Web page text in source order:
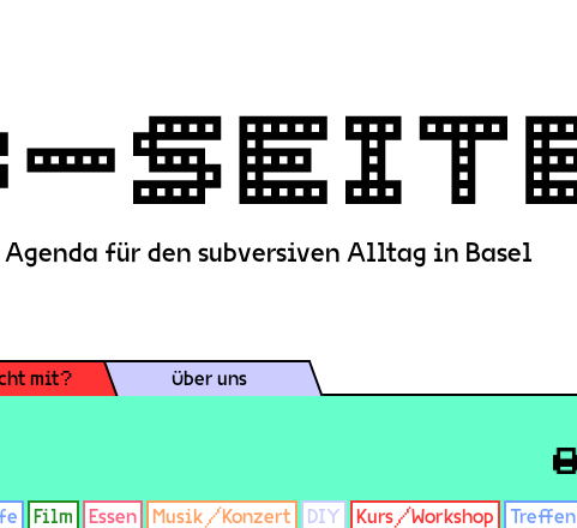
Agenda für den subversiven Alltag in Basel
mit? Über uns
Film Essen Musik/Konzert DIY Kurs/Workshop Treffen